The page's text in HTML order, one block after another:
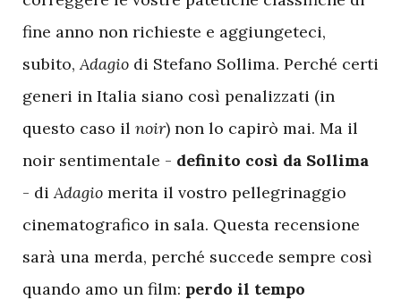
fine anno non richieste e aggiungeteci,
subito,Adagio di Stefano Sollima. Perché certi
generi in Italia siano così penalizzati (in
questo caso il noir) non lo capirò mai. Ma il
noir sentimentale - definito così da Sollima
- diAdagio merita il vostro pellegrinaggio
cinematografico in sala. Questa recensione
sarà una merda, perché succede sempre così
quando amo un film: perdo il tempo